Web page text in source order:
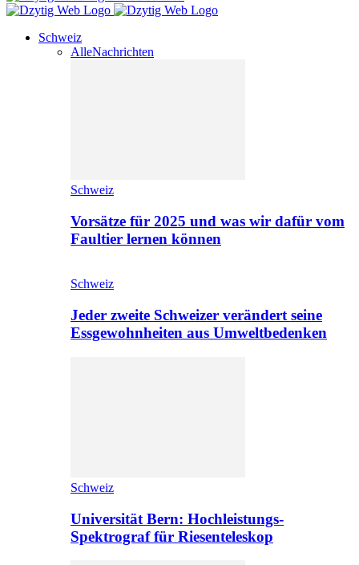
Schweiz
AlleNachrichten
Schweiz
Vorsätze für 2025 und was wir dafür vom
Faultier lernen können
Schweiz
Jeder zweite Schweizer verändert seine
Essgewohnheiten aus Umweltbedenken
Schweiz
Universität Bern: Hochleistungs-
Spektrograf für Riesenteleskop